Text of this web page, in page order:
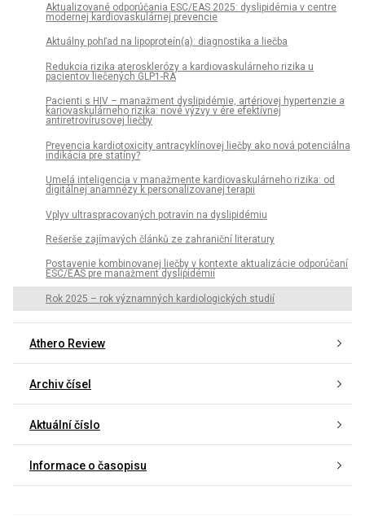
Aktualizované odporúčania ESC/EAS 2025: dyslipidémia v centre
modernej kardiovaskulárnej prevencie
Aktuálny pohľad na lipoproteín(a): diagnostika a liečba
Redukcia rizika aterosklerózy a kardiovaskulárneho rizika u
pacientov liečených GLP1-RA
Pacienti s HIV – manažment dyslipidémie, artériovej hypertenzie a
kariovaskulárneho rizika: nové výzvy v ére efektívnej
antiretrovírusovej liečby
Prevencia kardiotoxicity antracyklínovej liečby ako nová potenciálna
indikácia pre statíny?
Umelá inteligencia v manažmente kardiovaskulárneho rizika: od
digitálnej anamnézy k personalizovanej terapii
Vplyv ultraspracovaných potravín na dyslipidémiu
Rešerše zajímavých článků ze zahraniční literatury
Postavenie kombinovanej liečby v kontexte aktualizácie odporúčaní
ESC/EAS pre manažment dyslipidémií
Rok 2025 – rok významných kardiologických studií
Athero Review
Archiv čísel
Aktuální číslo
Informace o časopisu